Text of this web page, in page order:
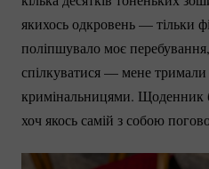
якихось одкровень — тільки
поліпшувало моє
спілкуватися — мене тримали
кримінальницями. Щоденник
хоч якось самій з собою